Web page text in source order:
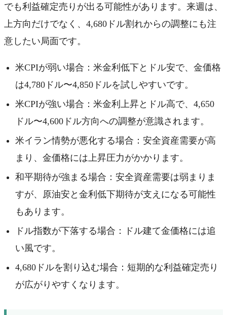
でも利益確定売りが出る可能性があります。来週は、
上方向だけでなく、4,680ドル割れからの調整にも注
意したい局面です。
米CPIが弱い場合：米金利低下とドル安で、金価格
は4,780ドル〜4,850ドルを試しやすいです。
米CPIが強い場合：米金利上昇とドル高で、4,650
ドル〜4,600ドル方向への調整が意識されます。
米イラン情勢が悪化する場合：安全資産需要が高
まり、金価格には上昇圧力がかかります。
和平期待が強まる場合：安全資産需要は弱まりま
すが、原油安と金利低下期待が支えになる可能性
もあります。
ドル指数が下落する場合：ドル建て金価格には追
い風です。
4,680ドルを割り込む場合：短期的な利益確定売り
が広がりやすくなります。